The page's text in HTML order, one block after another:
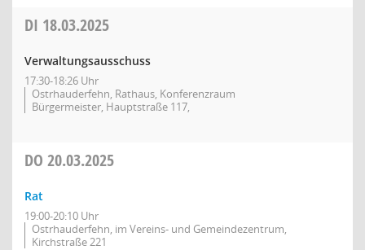
DI 18.03.2025
Verwaltungsausschuss
17:30-18:26 Uhr
Ostrhauderfehn, Rathaus, Konferenzraum
Bürgermeister, Hauptstraße 117,
DO 20.03.2025
Rat
19:00-20:10 Uhr
Ostrhauderfehn, im Vereins- und Gemeindezentrum,
Kirchstraße 221